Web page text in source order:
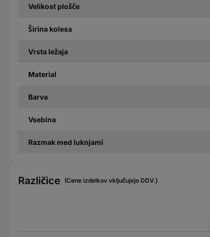
Velikost plošče
Širina kolesa
Vrsta ležaja
Material
Barva
Vsebina
Razmak med luknjami
Različice (Cene izdelkov vključujejo DDV.)